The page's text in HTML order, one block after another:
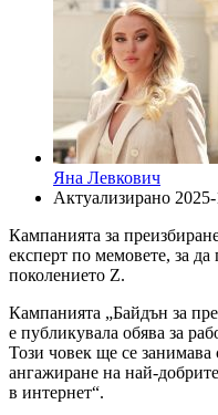
Яна Левкович
Актуализирано
Кампанията за
експерт по мемовете, за
поколението Z.
Кампанията „Байдън за
е публикувала обява за
Този човек ще се
ангажиране на най-
в интернет“.